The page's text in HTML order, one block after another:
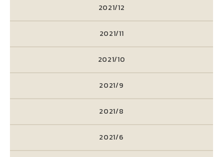
2021/12
2021/11
2021/10
2021/9
2021/8
2021/6